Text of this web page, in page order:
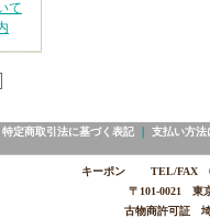
て
特定商取引法に基づく表記｜ 支払い方法
キーポン TEL/FAX
〒101-0021 東
古物商許可証